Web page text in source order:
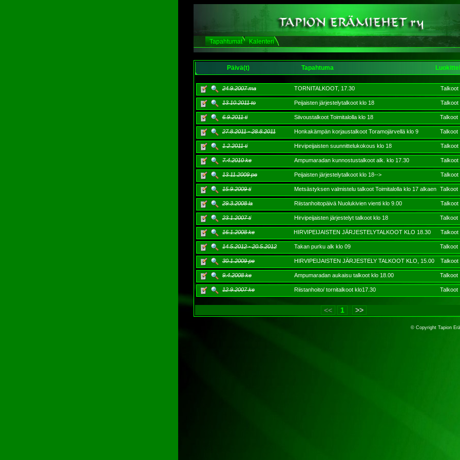
Tapahtumat Kalenteri
Päivä(t) Tapahtuma
24.9.2007 ma TORNITALKOOT, 17.30 Talkoot
13.10.2011 to Peijaisten järjestelytalkoot klo 18 Talkoot
6.9.2011 ti Siivoustalkoot Toimitalolla klo 18 Talkoot
27.8.2011 - 28.8.2011 Honkakämpän korjaustalkoot Toramojärvellä klo 9 Talkoot
1.2.2011 ti Hirvipeijaisten suunnittelukokous klo 18 Talkoot
7.4.2010 ke Ampumaradan kunnostustalkoot alk. klo 17.30 Talkoot
13.11.2009 pe Peijaisten järjestelytalkoot klo 18--> Talkoot
15.9.2009 ti Metsästyksen valmistelu talkoot Toimitalolla klo 17 alkaen Talkoot
29.3.2008 la Riistanhoitopäivä Nuolukivien vienti klo 9.00 Talkoot
23.1.2007 ti Hirvipeijaisten järjestelyt talkoot klo 18 Talkoot
16.1.2008 ke HIRVIPEIJAISTEN JÄRJESTELYTALKOOT KLO 18.30 Talkoot
14.5.2012 - 20.5.2012 Takan purku alk klo 09 Talkoot
30.1.2009 pe HIRVIPEIJAISTEN JÄRJESTELY TALKOOT KLO, 15.00 Talkoot
9.4.2008 ke Ampumaradan aukaisu talkoot klo 18.00 Talkoot
12.9.2007 ke Riistanhoito/ tornitalkoot klo17.30 Talkoot
<< 1 >>
© Copyright Tapion